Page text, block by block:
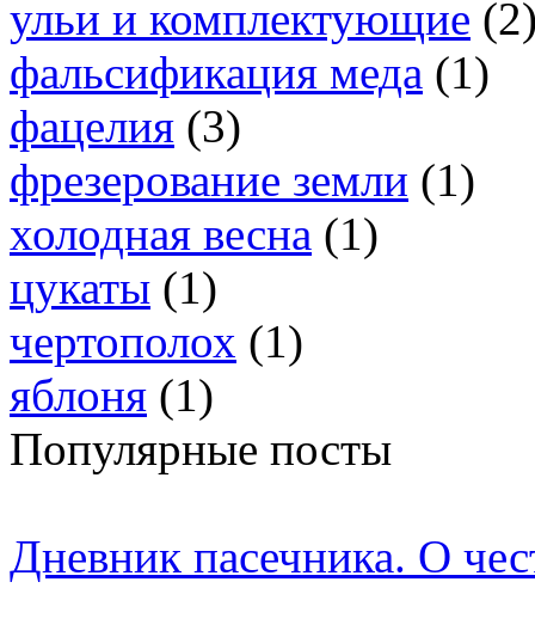
ульи и комплектующие
фальсификация меда (1)
фацелия (3)
фрезерование земли (1)
холодная весна (1)
цукаты (1)
чертополох (1)
яблоня (1)
Популярные посты
Дневник пасечника. О